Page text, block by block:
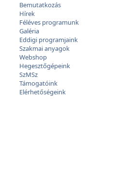
Bemutatkozás
Hírek
Féléves programunk
Galéria
Eddigi programjaink
Szakmai anyagok
Webshop
Hegesztőgépeink
SzMSz
Támogatóink
Elérhetőségeink